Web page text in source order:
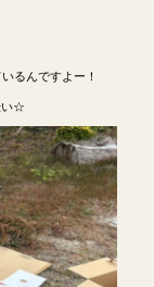
るんですよー！
い☆